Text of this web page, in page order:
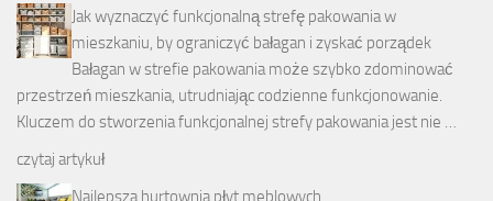
Jak wyznaczyć funkcjonalną strefę pakowania w
mieszkaniu, by ograniczyć bałagan i zyskać porządek
Bałagan w strefie pakowania może szybko zdominować
przestrzeń mieszkania, utrudniając codzienne funkcjonowanie.
Kluczem do stworzenia funkcjonalnej strefy pakowania jest nie …
czytaj artykuł
Najlepsza hurtownia płyt meblowych